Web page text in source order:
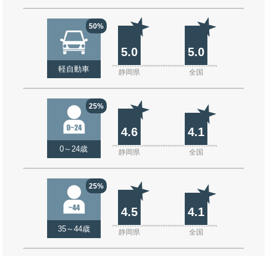
50%
軽自動車
5.0 5.0
静岡県 全国
25%
0～24歳
4.6 4.1
静岡県 全国
25%
35～44歳
4.5 4.1
静岡県 全国